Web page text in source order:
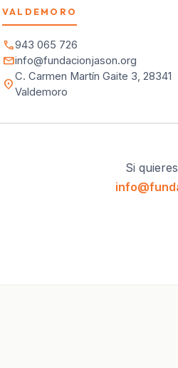
VALDEMORO
call943 065 726
mailinfo@fundacionjason.org
location_onC. Carmen Martín Gaite 3, 28341
Valdemoro
Si